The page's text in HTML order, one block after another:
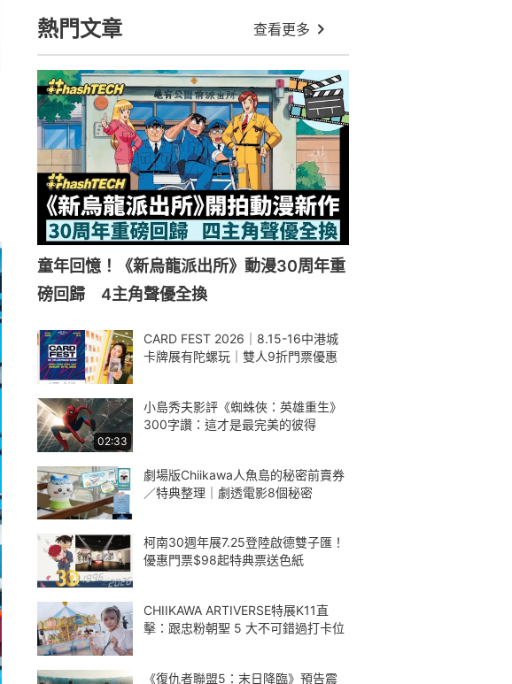
熱門文章 查看更多
童年回憶！《新烏龍派出所》動漫30周年重
磅回歸 4主角聲優全換
CARD FEST 2026｜8.15-16中港城
卡牌展有陀螺玩｜雙人9折門票優惠
02:33
小島秀夫影評《蜘蛛俠：英雄重生》
300字讚：這才是最完美的彼得
劇場版Chiikawa人魚島的秘密前賣券
／特典整理｜劇透電影8個秘密
柯南30週年展7.25登陸啟德雙子匯！
優惠門票$98起特典票送色紙
CHIIKAWA ARTIVERSE特展K11直
擊：跟忠粉朝聖 5 大不可錯過打卡位
《復仇者聯盟5：末日降臨》預告震